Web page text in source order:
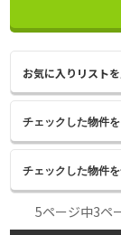
お気に入りリスト
5ページ中3ペ